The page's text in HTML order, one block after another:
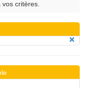
critères.